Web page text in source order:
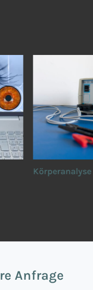
Anfrage